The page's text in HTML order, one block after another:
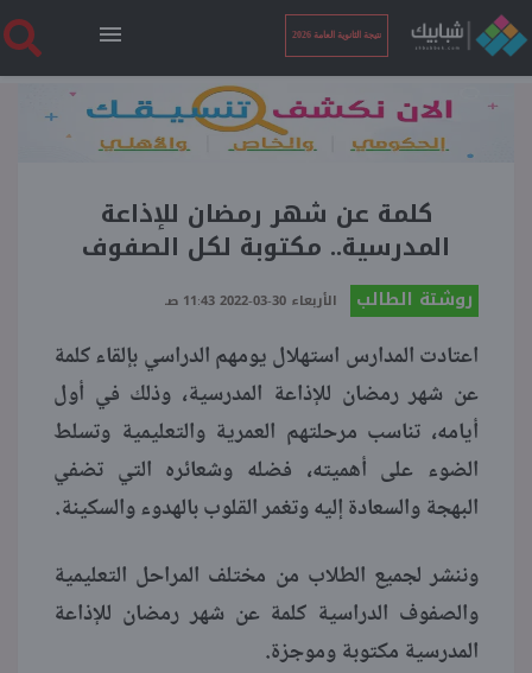
نتيجة الثانوية العامة 2026
الرئيسية
نتيجة الثانوية العامة 2026
فنجان قهوة
بوابة الطلبة
ملفات
منوعات
كلمة عن شهر رمضان للإذاعة
المدرسية.. مكتوبة لكل الصفوف
روشتة الطالب الأربعاء 30-03-2022 11:43 صـ
اعتادت المدارس استهلال يومهم الدراسي بإلقاء كلمة
عن شهر رمضان للإذاعة المدرسية، وذلك في أول
أيامه، تناسب مرحلتهم العمرية والتعليمية وتسلط
الضوء على أهميته، فضله وشعائره التي تضفي
البهجة والسعادة إليه وتغمر القلوب بالهدوء والسكينة.
وننشر لجميع الطلاب من مختلف المراحل التعليمية
والصفوف الدراسية كلمة عن شهر رمضان للإذاعة
المدرسية مكتوبة وموجزة.